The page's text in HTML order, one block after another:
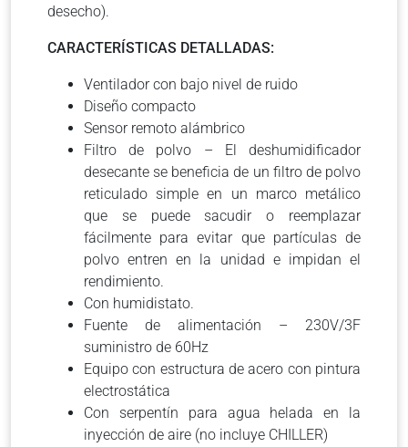
desecho).
CARACTERÍSTICAS DETALLADAS:
Ventilador con bajo nivel de ruido
Diseño compacto
Sensor remoto alámbrico
Filtro de polvo – El deshumidificador
desecante se beneficia de un filtro de polvo
reticulado simple en un marco metálico
que se puede sacudir o reemplazar
fácilmente para evitar que partículas de
polvo entren en la unidad e impidan el
rendimiento.
Con humidistato.
Fuente de alimentación – 230V/3F
suministro de 60Hz
Equipo con estructura de acero con pintura
electrostática
Con serpentín para agua helada en la
inyección de aire (no incluye CHILLER)